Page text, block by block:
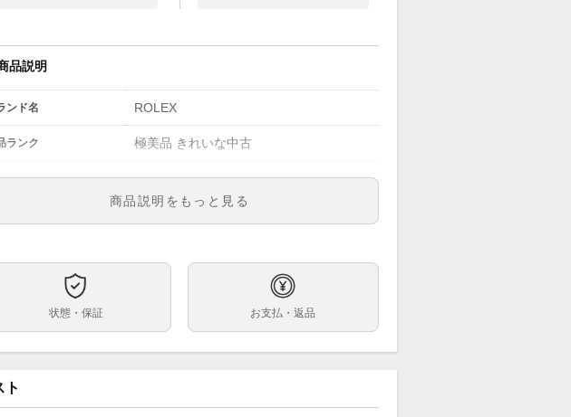
品説明
ンド名 ROLEX
ランク 極美品 きれいな中古
定価 -
アイスブルー / 8ポイントバゲットダイヤ
ブメント
スサイズ 40mm
ト内周
商品説明をもっと見る
状態・保証 お支払・返品
ト